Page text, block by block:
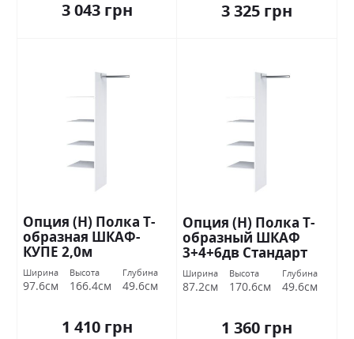
3 043 грн 3 325 грн
Опция (Н) Полка Т-
образная ШКАФ-
КУПЕ 2,0м
Ширина
97.6см
Высота
166.4см
Глубина
49.6см
1 410 грн
Опция (Н) Полка Т-
образный ШКАФ
3+4+6дв Стандарт
Ширина
87.2см
Высота
170.6см
Глубина
49.6см
1 360 грн